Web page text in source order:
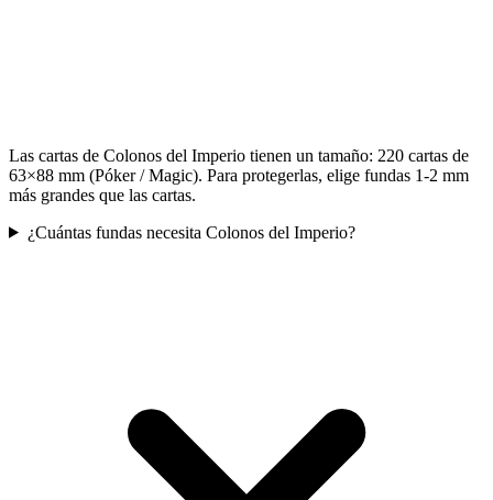
Las cartas de Colonos del Imperio tienen un tamaño: 220 cartas de
63×88 mm (Póker / Magic). Para protegerlas, elige fundas 1-2 mm
más grandes que las cartas.
¿Cuántas fundas necesita Colonos del Imperio?